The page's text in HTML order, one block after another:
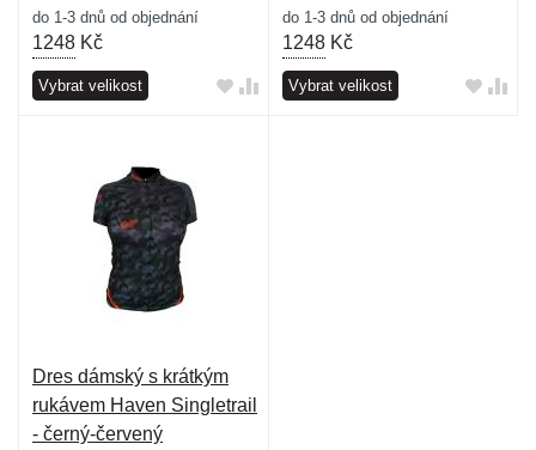
do 1-3 dnů od objednání
1248 Kč
Vybrat velikost
do 1-3 dnů od objednání
1248Kč
Vybrat velikost
Dres dámský s krátkým
rukávem Haven Singletrail
- černý-červený